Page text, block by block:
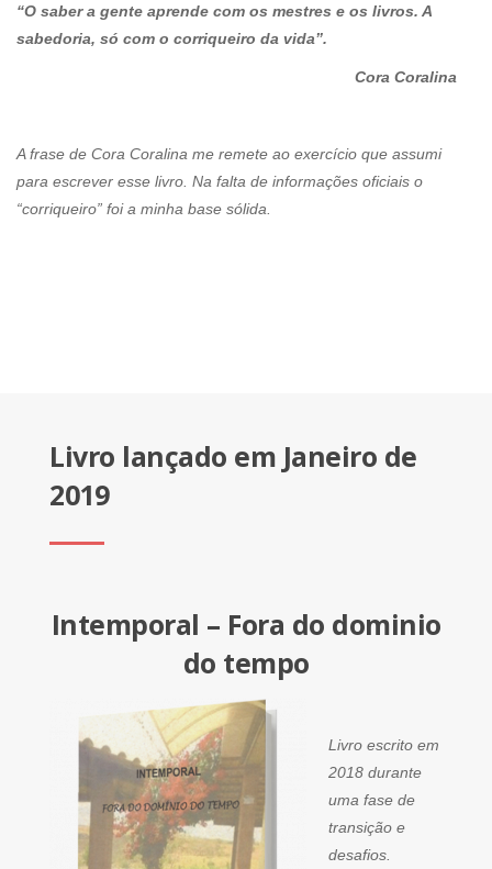
“O saber a gente aprende com os mestres e os livros. A
sabedoria, só com o corriqueiro da vida”.
Cora Coralina
A frase de Cora Coralina me remete ao exercício que assumi
para escrever esse livro. Na falta de informações oficiais o
“corriqueiro” foi a minha base sólida.
Livro lançado em Janeiro de
2019
Intemporal – Fora do dominio
do tempo
Livro escrito em
2018 durante
uma fase de
transição e
desafios.